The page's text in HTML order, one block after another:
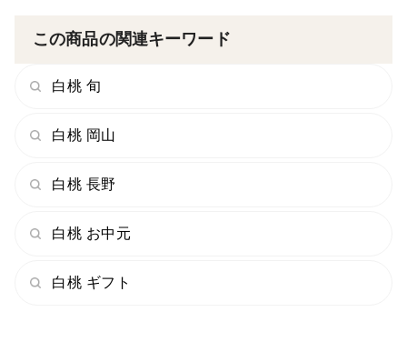
お受けできません。
※お届け日当日の受け取りをお願い致します。
送になります。
◾️ 萬亀雅農園 について
した。
恵まれた日照時間と、排水性に優れた土壌を有し、古く
この商品の関連キーワード
白桃 旬
白桃 岡山
白桃 長野
白桃 お中元
白桃 ギフト